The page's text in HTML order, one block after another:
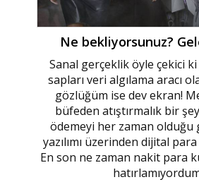
Ne bekliyorsunuz?
Sanal gerçeklik öyle çekici
sapları veri algılama aracı
gözlüğüm ise dev ekran!
büfeden atıştırmalık bir
ödemeyi her zaman olduğu
yazılımı üzerinden dijital
En son ne zaman nakit para